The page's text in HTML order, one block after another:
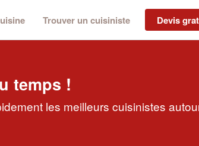
Trouver un cuisiniste Devis
temps !
les meilleurs cuisinistes